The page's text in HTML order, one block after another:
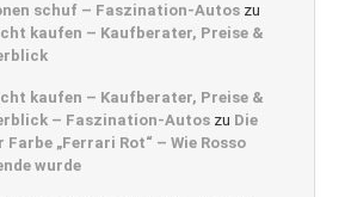
schuf – Faszination-Autos zu
kaufen – Kaufberater, Preise &
kaufen – Kaufberater, Preise &
– Faszination-Autos zu Die
„Ferrari Rot“ – Wie Rosso
wurde